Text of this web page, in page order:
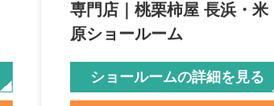
専門店｜桃栗柿屋 長浜・米
原ショールーム
ショールームの詳細を見る